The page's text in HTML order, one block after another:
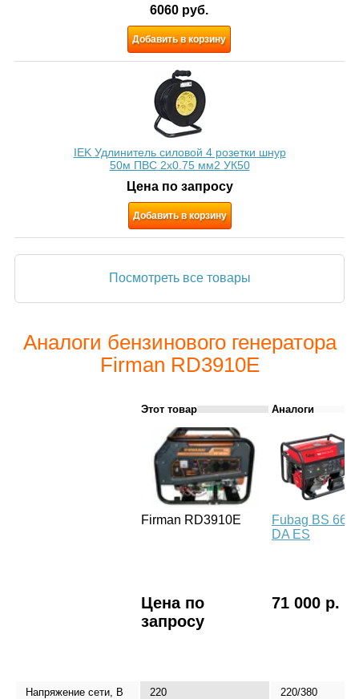
6060 руб.
Добавить в корзину
IEK Удлинитель силовой 4 розетки шнур
50м ПВС 2х0.75 мм2 УК50
Цена по запросу
Добавить в корзину
Посмотреть все товары
Аналоги бензинового генератора
Firman RD3910E
Этот товар Аналоги
Firman RD3910E
Fubag BS
DA ES
Цена по
запросу
71 000 р.
Напряжение сети, В 220
220/380